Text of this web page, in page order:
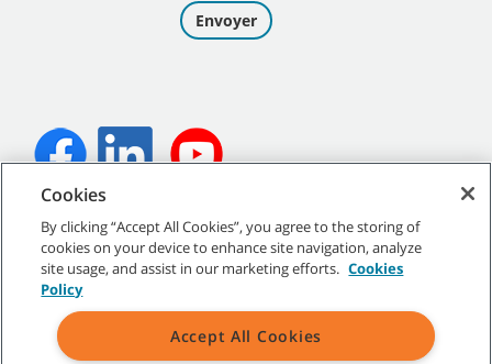
©2026Tennant Company. Tous droits réservés.
Plan du site Conditions d’utilisation
Conditions de vente
Cookies
By clicking “Accept All Cookies”, you agree to the storing of
cookies on your device to enhance site navigation, analyze
site usage, and assist in our marketing efforts. Cookies
Policy
Accept All Cookies